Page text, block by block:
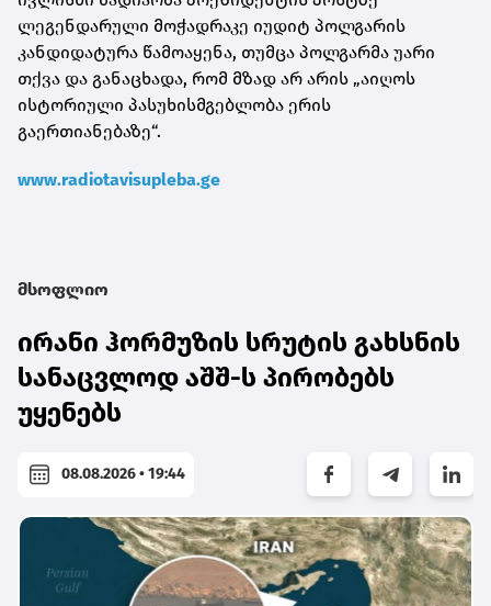
ლეგენდარული მოჭადრაკე იუდიტ პოლგარის
კანდიდატურა წამოაყენა, თუმცა პოლგარმა უარი
თქვა და განაცხადა, რომ მზად არ არის „აიღოს
ისტორიული პასუხისმგებლობა ერის
გაერთიანებაზე“.
www.radiotavisupleba.ge
მსოფლიო
ირანი ჰორმუზის სრუტის გახსნის
სანაცვლოდ აშშ-ს პირობებს
უყენებს
08.08.2026 • 19:44